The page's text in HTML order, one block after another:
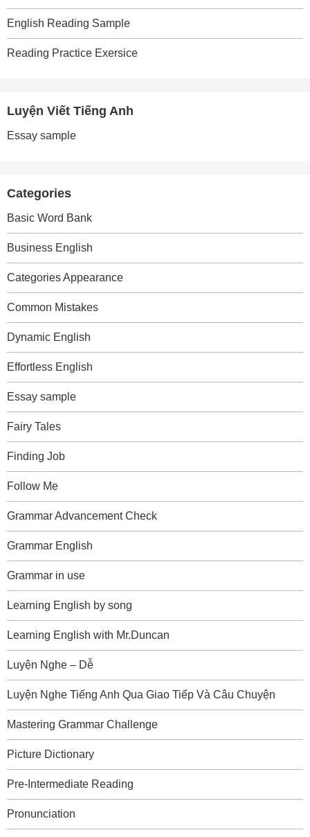
English Reading Sample
Reading Practice Exersice
Luyện Viết Tiếng Anh
Essay sample
Categories
Basic Word Bank
Business English
Categories Appearance
Common Mistakes
Dynamic English
Effortless English
Essay sample
Fairy Tales
Finding Job
Follow Me
Grammar Advancement Check
Grammar English
Grammar in use
Learning English by song
Learning English with Mr.Duncan
Luyện Nghe – Dễ
Luyện Nghe Tiếng Anh Qua Giao Tiếp Và Câu Chuyện
Mastering Grammar Challenge
Picture Dictionary
Pre-Intermediate Reading
Pronunciation